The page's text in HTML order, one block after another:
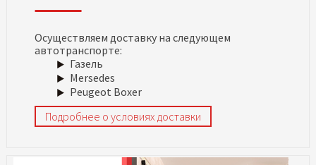
Осуществляем доставку на следующем
автотранспорте:
Газель
Mersedes
Peugeot Boxer
Подробнее о условиях доставки